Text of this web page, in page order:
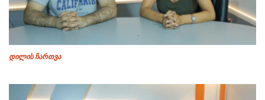
დილის ჩართვა